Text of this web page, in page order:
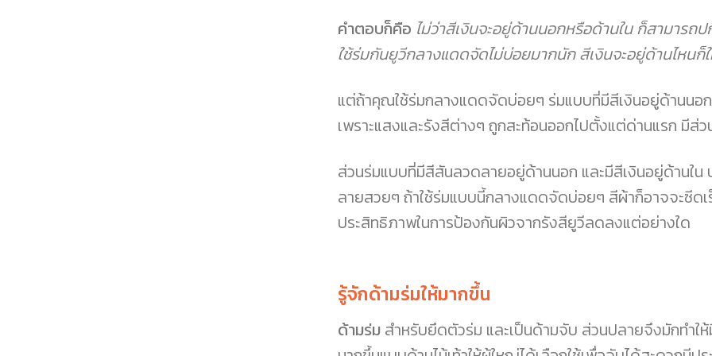
คำตอบก็คือ ไม่ว่าสีเงินจะอยู่ด้านนอกหรือด้านใน ก็สามาร
ใช้ร่มกันยูวีกลางแดดจัดไม่บ่อยมากนัก สีเงินจะอยู่ด้านไหน
แต่ถ้าคุณใช้ร่มกลางแดดจัดบ่อยๆ ร่มแบบที่มีสีเงินอยู่ด้านนอ
เพราะแสงและรังสีต่างๆ ถูกสะท้อนออกไปตั้งแต่ด่านแรก มีส่ว
ส่วนร่มแบบที่มีสีสันลวดลายอยู่ด้านนอก และมีสีเงินอยู่ด้านใน
ลายสวยๆ ถ้าใช้ร่มแบบนี้กลางแดดจัดบ่อยๆ สีผ้าก็อาจจะซีดเ
ประสิทธิภาพในการป้องกันผิวจากรังสียูวีลดลงแต่อย่างใด
รู้จักด้ามร่มให้มากขึ้น
ด้ามร่มสำหรับยึดตัวร่ม และเป็นด้ามจับ ส่วนปลายจึงมักทำใ